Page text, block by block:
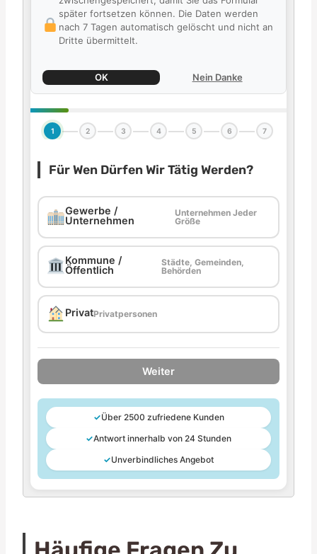
später fortsetzen können. Die Daten werden
nach 7 Tagen automatisch gelöscht und nicht an
Dritte übermittelt.
OK Nein Danke
1 2 3 4 5 6 7
Für Wen Dürfen Wir Tätig Werden?
Gewerbe /
Unternehmen
Unternehmen Jeder
Größe
Kommune /
Öffentlich
Städte, Gemeinden,
Behörden
PrivatPrivatpersonen
Weiter
✓Über 2500 zufriedene Kunden
✓Antwort innerhalb von 24 Stunden
✓Unverbindliches Angebot